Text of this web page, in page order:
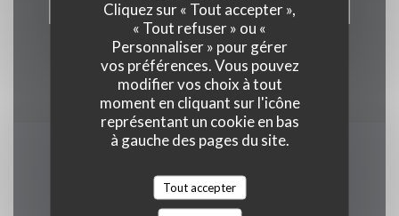
Cliquez sur « Tout accepter »,
« Tout refuser » ou «
Personnaliser » pour gérer
vos préférences. Vous pouvez
modifier vos choix à tout
moment en cliquant sur l'icône
représentant un cookie en bas
à gauche des pages du site.
Tout accepter
BONS CADEAUX
Newsletter
Inscrivez-vous à notre lettre d'information pour recevoir des
communications personnalisées et des offres marketing par